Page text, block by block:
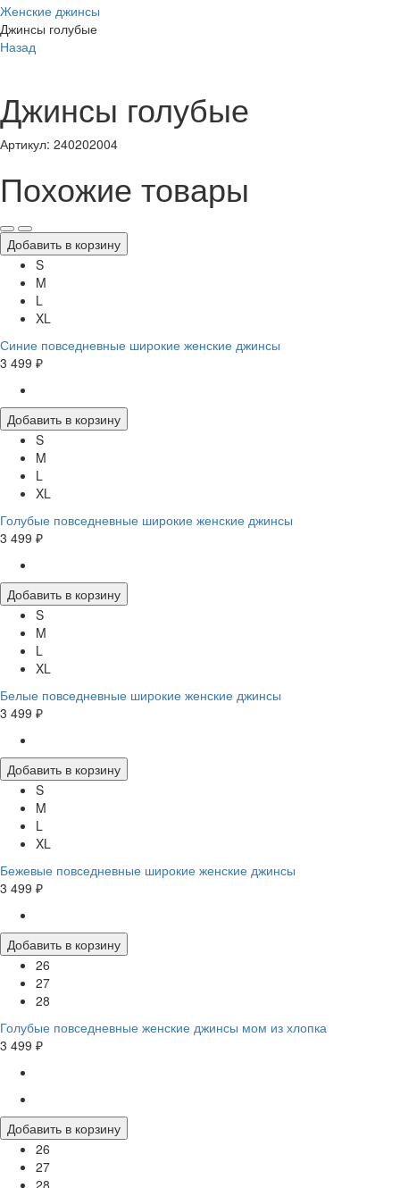
Женские джинсы
Джинсы голубые
Назад
Джинсы голубые
Артикул: 240202004
Похожие товары
Добавить в корзину
S
M
L
XL
Синие повседневные широкие женские джинсы
3 499 ₽
Добавить в корзину
S
M
L
XL
Голубые повседневные широкие женские джинсы
3 499 ₽
Добавить в корзину
S
M
L
XL
Белые повседневные широкие женские джинсы
3 499 ₽
Добавить в корзину
S
M
L
XL
Бежевые повседневные широкие женские джинсы
3 499 ₽
Добавить в корзину
26
27
28
Голубые повседневные женские джинсы мом из хлопка
3 499 ₽
Добавить в корзину
26
27
28